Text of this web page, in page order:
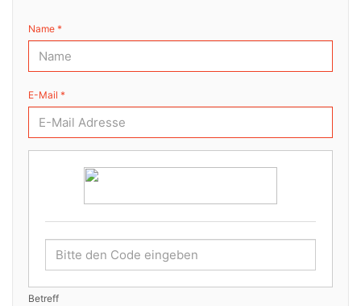
Name *
E-Mail *
Betreff